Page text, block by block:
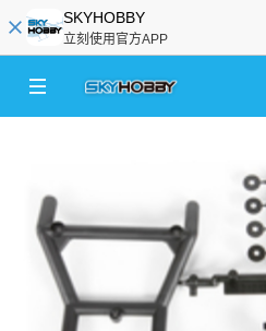
SKYHOBBY
立刻使用官方APP